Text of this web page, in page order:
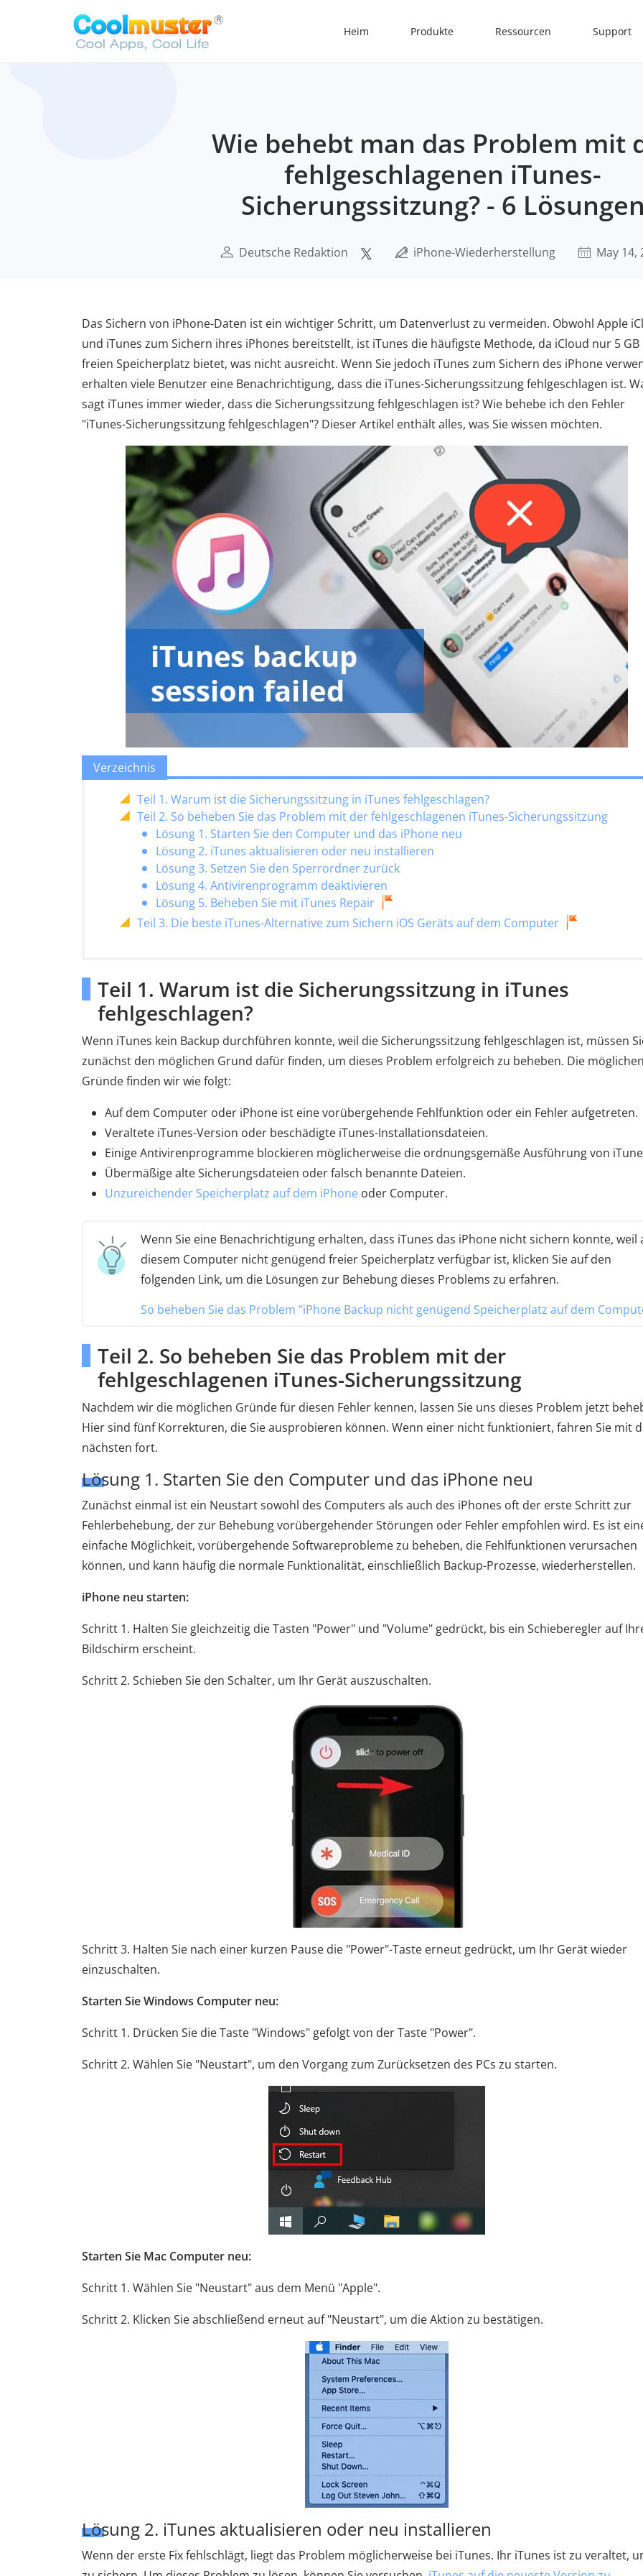
Heim Produkte Ressourcen Support
Wie behebt man das Problem mit
fehlgeschlagenen iTunes-
Sicherungssitzung? - 6
Deutsche Redaktion iPhone-Wiederherstellung May 14,
Das Sichern von iPhone-Daten ist ein wichtiger Schritt, um Datenverlust zu vermeiden. Obwohl Apple
und iTunes zum Sichern ihres iPhones bereitstellt, ist iTunes die häufigste Methode, da iCloud nur 5 GB
freien Speicherplatz bietet, was nicht ausreicht. Wenn Sie jedoch iTunes zum Sichern des iPhone
erhalten viele Benutzer eine Benachrichtigung, dass die iTunes-Sicherungssitzung fehlgeschlagen ist.
sagt iTunes immer wieder, dass die Sicherungssitzung fehlgeschlagen ist? Wie behebe ich den Fehler
"iTunes-Sicherungssitzung fehlgeschlagen"? Dieser Artikel enthält alles, was Sie wissen möchten.
Verzeichnis
Teil 1. Warum ist die Sicherungssitzung in iTunes fehlgeschlagen?
Teil 2. So beheben Sie das Problem mit der fehlgeschlagenen iTunes-Sicherungssitzung
Lösung 1. Starten Sie den Computer und das iPhone neu
Lösung 2. iTunes aktualisieren oder neu installieren
Lösung 3. Setzen Sie den Sperrordner zurück
Lösung 4. Antivirenprogramm deaktivieren
Lösung 5. Beheben Sie mit iTunes Repair
Teil 3. Die beste iTunes-Alternative zum Sichern iOS Geräts auf dem Computer
Teil 1. Warum ist die Sicherungssitzung in iTunes
fehlgeschlagen?
Wenn iTunes kein Backup durchführen konnte, weil die Sicherungssitzung fehlgeschlagen ist, müssen
zunächst den möglichen Grund dafür finden, um dieses Problem erfolgreich zu beheben. Die
Gründe finden wir wie folgt:
Auf dem Computer oder iPhone ist eine vorübergehende Fehlfunktion oder ein Fehler aufgetreten.
Veraltete iTunes-Version oder beschädigte iTunes-Installationsdateien.
Einige Antivirenprogramme blockieren möglicherweise die ordnungsgemäße Ausführung von
Übermäßige alte Sicherungsdateien oder falsch benannte Dateien.
Unzureichender Speicherplatz auf dem iPhone oder Computer.
Wenn Sie eine Benachrichtigung erhalten, dass iTunes das iPhone nicht sichern konnte, weil
diesem Computer nicht genügend freier Speicherplatz verfügbar ist, klicken Sie auf den
folgenden Link, um die Lösungen zur Behebung dieses Problems zu erfahren.
So beheben Sie das Problem "iPhone Backup nicht genügend Speicherplatz auf dem
Teil 2. So beheben Sie das Problem mit der
fehlgeschlagenen iTunes-Sicherungssitzung
Nachdem wir die möglichen Gründe für diesen Fehler kennen, lassen Sie uns dieses Problem jetzt
Hier sind fünf Korrekturen, die Sie ausprobieren können. Wenn einer nicht funktioniert, fahren Sie mit
nächsten fort.
Lösung 1. Starten Sie den Computer und das iPhone neu
Zunächst einmal ist ein Neustart sowohl des Computers als auch des iPhones oft der erste Schritt zur
Fehlerbehebung, der zur Behebung vorübergehender Störungen oder Fehler empfohlen wird. Es ist
einfache Möglichkeit, vorübergehende Softwareprobleme zu beheben, die Fehlfunktionen verursachen
können, und kann häufig die normale Funktionalität, einschließlich Backup-Prozesse, wiederherstellen.
iPhone neu starten:
Schritt 1. Halten Sie gleichzeitig die Tasten "Power" und "Volume" gedrückt, bis ein Schieberegler auf
Bildschirm erscheint.
Schritt 2. Schieben Sie den Schalter, um Ihr Gerät auszuschalten.
Schritt 3. Halten Sie nach einer kurzen Pause die "Power"-Taste erneut gedrückt, um Ihr Gerät wieder
einzuschalten.
Starten Sie Windows Computer neu:
Schritt 1. Drücken Sie die Taste "Windows" gefolgt von der Taste "Power".
Schritt 2. Wählen Sie "Neustart", um den Vorgang zum Zurücksetzen des PCs zu starten.
Starten Sie Mac Computer neu:
Schritt 1. Wählen Sie "Neustart" aus dem Menü "Apple".
Schritt 2. Klicken Sie abschließend erneut auf "Neustart", um die Aktion zu bestätigen.
Lösung 2. iTunes aktualisieren oder neu installieren
Wenn der erste Fix fehlschlägt, liegt das Problem möglicherweise bei iTunes. Ihr iTunes ist zu veraltet,